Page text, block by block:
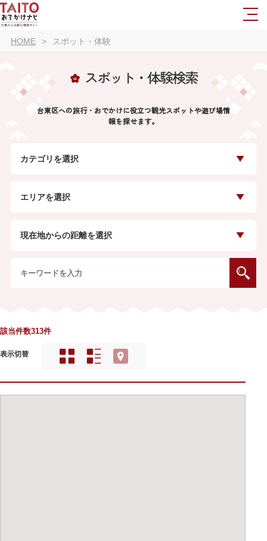
HOME スポット・体験
スポット・体験検索
台東区への旅行・おでかけに役立つ観光スポットや遊び場情
報を探せます。
カテゴリを選択
エリアを選択
現在地からの距離を選択
該当件数313件
表示切替